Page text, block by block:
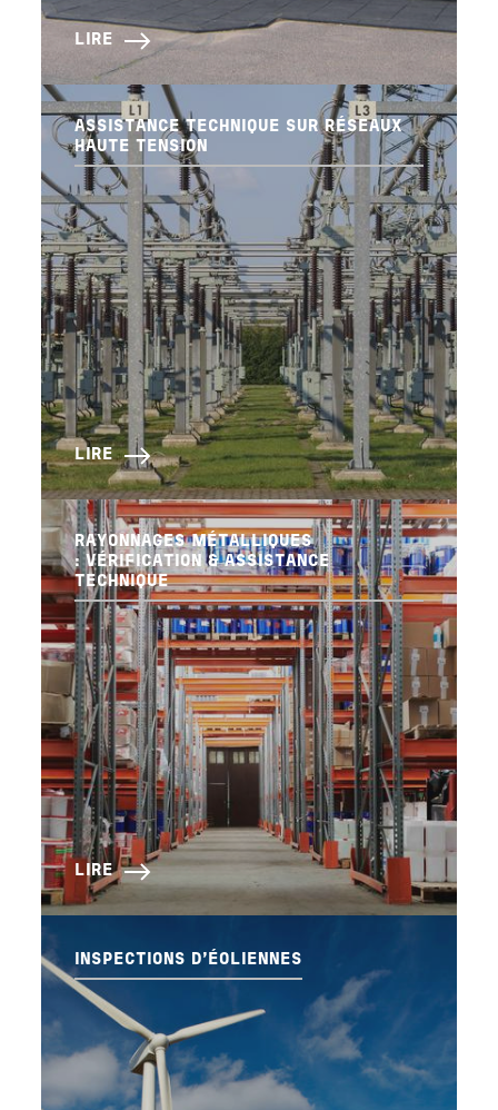
LIRE
ASSISTANCE TECHNIQUE SUR RÉSEAUX
HAUTE TENSION
LIRE
RAYONNAGES MÉTALLIQUES
: VÉRIFICATION & ASSISTANCE
TECHNIQUE
LIRE
INSPECTIONS D'ÉOLIENNES